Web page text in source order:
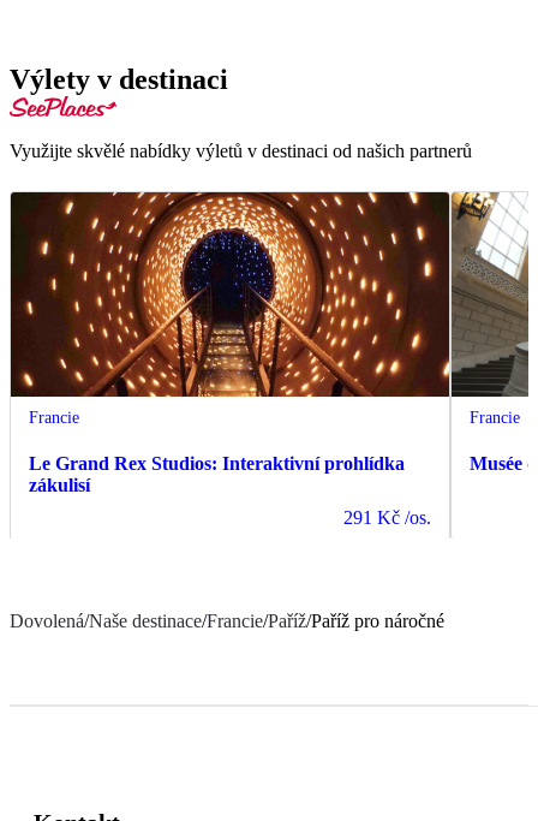
Výlety v destinaci
Využijte skvělé nabídky výletů v destinaci od našich partnerů
Francie
Le Grand Rex Studios: Interaktivní prohlídka
zákulisí
291 Kč /os.
Francie
Musée
Dovolená/Naše destinace/Francie/Paříž/Paříž pro náročné